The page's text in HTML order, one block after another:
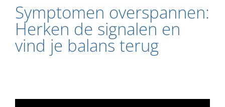
Symptomen overspannen:
Herken de signalen en
vind je balans terug